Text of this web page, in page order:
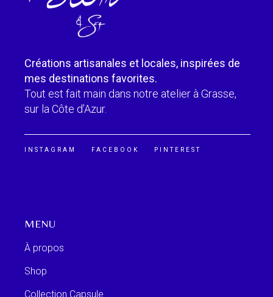
Créations artisanales et locales, inspirées de
mes destinations favorites.
Tout est fait main dans notre atelier à Grasse,
sur la Côte d’Azur.
INSTAGRAM FACEBOOK PINTEREST
MENU
À propos
Shop
Collection Capsule